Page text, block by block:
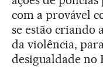
com a provável
se estão criando
da violência,
desigualdade no